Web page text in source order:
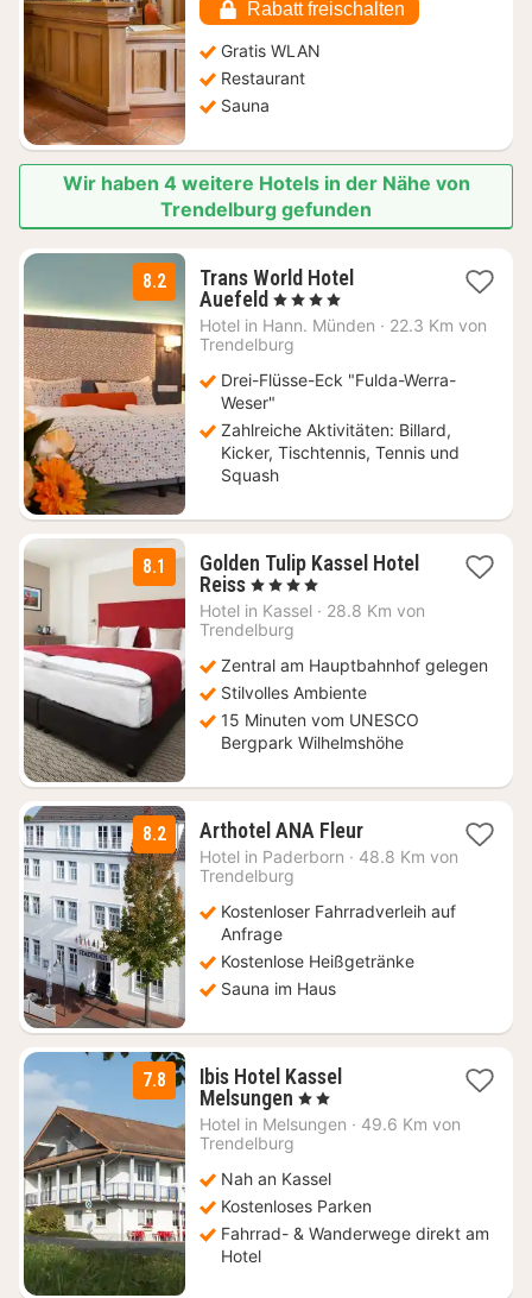
€
Rabatt freischalten
Gratis WLAN
Restaurant
Sauna
Wir haben 4 weitere Hotels in der Nähe von
Trendelburg gefunden
8.2
Trans World Hotel
Auefeld 2
Nächte
ab
69
€
, 4 Sterne
Hotel in Hann. Münden · 22.3 Km von
Trendelburg
Drei-Flüsse-Eck "Fulda-Werra-
Weser"
Zahlreiche Aktivitäten: Billard,
Kicker, Tischtennis, Tennis und
Squash
8.1
Golden Tulip Kassel Hotel
Reiss1
Nacht
ab
121,28
€
, 4 Sterne
Hotel in Kassel · 28.8 Km von
Trendelburg
Zentral am Hauptbahnhof gelegen
Stilvolles Ambiente
15 Minuten vom UNESCO
Bergpark Wilhelmshöhe
8.2 Arthotel ANA Fleur1
Nacht
€
Hotel in Paderborn · 48.8 Km von
Trendelburg
Kostenloser Fahrradverleih auf
Anfrage
Kostenlose Heißgetränke
Sauna im Haus
7.8
Ibis Hotel Kassel
Melsungen 1
Nacht
€
, 2 Sterne
Hotel in Melsungen · 49.6 Km von
Trendelburg
Nah an Kassel
Kostenloses Parken
Fahrrad- & Wanderwege direkt am
Hotel